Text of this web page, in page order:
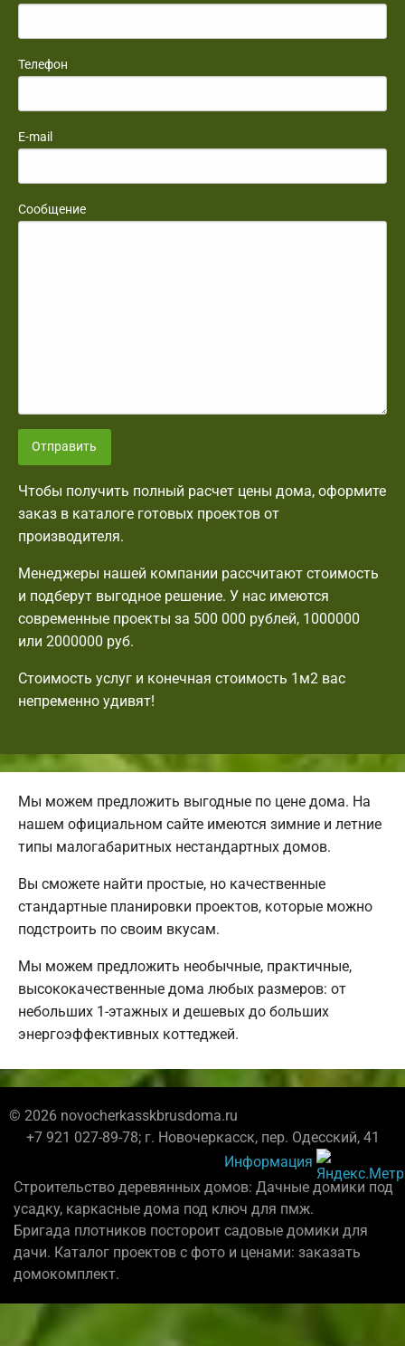
Телефон
E-mail
Сообщение
Отправить
Чтобы получить полный расчет цены дома, оформите
заказ в каталоге готовых проектов от
производителя.
Менеджеры нашей компании рассчитают стоимость
и подберут выгодное решение. У нас имеются
современные проекты за 500 000 рублей, 1000000
или 2000000 руб.
Стоимость услуг и конечная стоимость 1м2 вас
непременно удивят!
Мы можем предложить выгодные по цене дома. На
нашем официальном сайте имеются зимние и летние
типы малогабаритных нестандартных домов.
Вы сможете найти простые, но качественные
стандартные планировки проектов, которые можно
подстроить по своим вкусам.
Мы можем предложить необычные, практичные,
высококачественные дома любых размеров: от
небольших 1-этажных и дешевых до больших
энергоэффективных коттеджей.
© 2026 novocherkasskbrusdoma.ru
+7 921 027-89-78; г. Новочеркасск, пер. Одесский, 41
Информация
Строительство деревянных домов: Дачные домики под
усадку, каркасные дома под ключ для пмж.
Бригада плотников постороит садовые домики для
дачи. Каталог проектов с фото и ценами: заказать
домокомплект.